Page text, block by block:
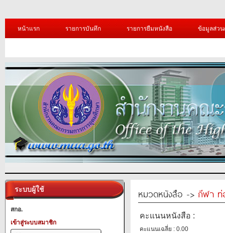
หน้าแรก รายการบันทึก รายการยืมหนังสือ ข้อมูลส่ว
ระบบผู้ใช้
สกอ.
เข้าสู่ระบบสมาชิก
หมวดหนังสือ -> กีฬา ท่
คะแนนหนังสือ :
คะแนนเฉลี่ย : 0.00